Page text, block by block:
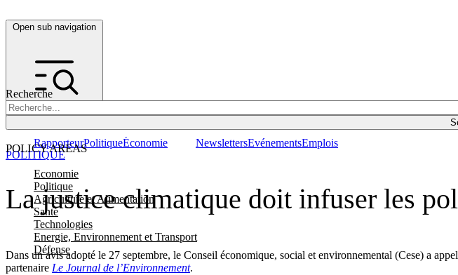
Open sub navigation
Recherche
POLICY AREAS
Economie
Politique
Agriculture et Alimentation
Santé
Technologies
Energie, Environnement et Transport
Défense
RapporteurPolitiqueÉconomie NewslettersEvénementsEmplois
La justice climatique doit infuser les
Dans un avis adopté le 27 septembre, le Conseil économique, social et environnemental (Cese) a
partenaire Le Journal de l’Environnement.
POLITIQUE